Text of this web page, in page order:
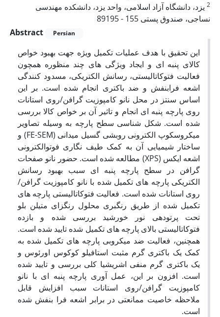
2 یزد، دانشگاه آزاد اسلامی، واحد یزد، دانشکده مهندسی
نساجی، صندوق پستی 155 - 89195
Abstract
Persian
این تحقیق با هدف عملیات تکمیل ویژه جهت بهبود خواص
کالای پنبه ای و ایجاد ویژگی های چند منظوره همچون
فعالیت فتوکاتالیستی، رسانش الکتریکی، مسدود کنندگی
اشعه فرابنفش و ضد باکتری انجام شده است. بر این
اساس سنتز در محل نانو کامپوزیت گرافن/روی استانات
روی پارچه پنبه ای انجام و تاثیر آن بر خواص کالا بررسی
شده است. شکل شناسی سطح پارچه به وسیله تصاویر
میکروسکوپ الکترونی روبشی گسیل میدانی (FE-SEM) و
ساختار شیمیایی آن به کمک طیف نگاری فوتوالکترونی
اشعه ایکس (XPS) مطالعه شده است. حضور نانو صفحات
گرافن در سطح پارچه پنبه ای سبب بهبود رسانش
الکتریکی پارچه های تکمیل شده با نانو کامپوزیت گرافن/
روی استانات شده است. فعالیت فتوکاتالیستی پارچه های
تکمیل شده از طریق رنگبری محلول رنگزای متیلن بلو
تحت پرتودهی نور خورشید بررسی شده و بازده
فتوکاتالیستی بالای پارچه های تکمیل شده تایید شده است.
همچنین، فعالیت ضد میکروبی پارچه های تکمیل شده به
کمک یک باکتری گرم مثبت استافیلو کوکوس اورئوس و
یک باکتری گرم منفی اشریشیا کلی بررسی و تایید شده
است. افزون بر این، عمل آوری پارچه پنبه ای با نانو
کامپوزیت گرافن/روی استانات سبب افزایش قابل
ملاحظه خاصیت ممانعتی در برابر اشعه فرا بنفش شده
است.